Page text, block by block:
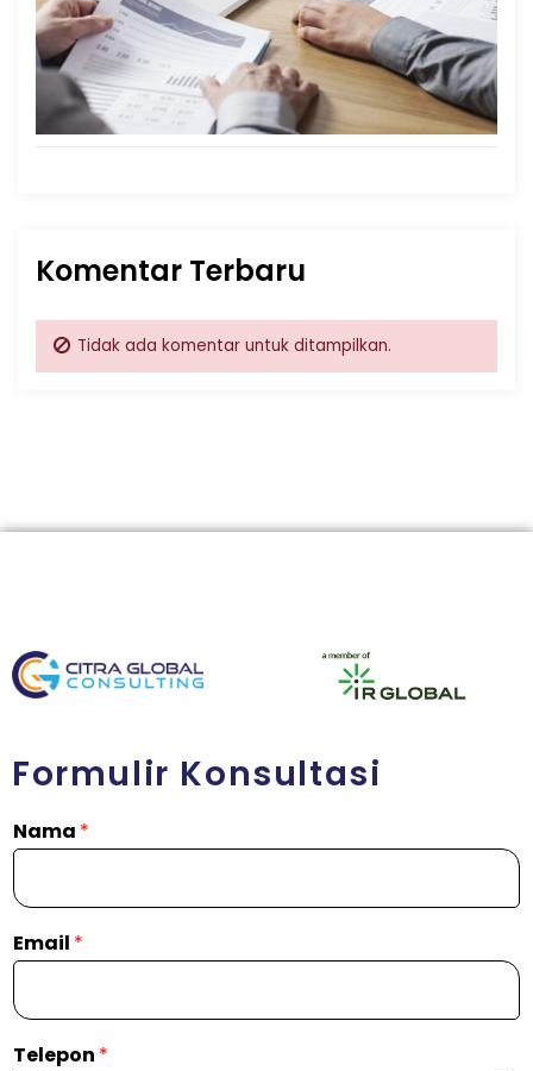
Komentar Terbaru
Tidak ada komentar untuk ditampilkan.
Formulir Konsultasi
Nama *
Email *
Telepon *